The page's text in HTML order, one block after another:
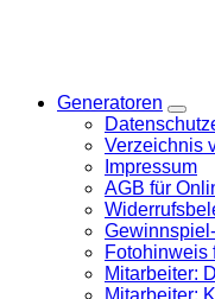
Generatoren
Verzeichnis
Impressum
AGB für
Fotohinweis
Mitarbeiter:
Mitarbeiter: